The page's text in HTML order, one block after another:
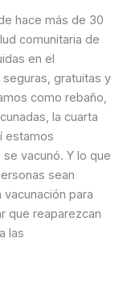
hace más de 30
comunitaria de
en el
seguras, gratuitas y
como rebaño,
la cuarta
estamos
vacunó. Y lo que
sean
para
que reaparezcan
las